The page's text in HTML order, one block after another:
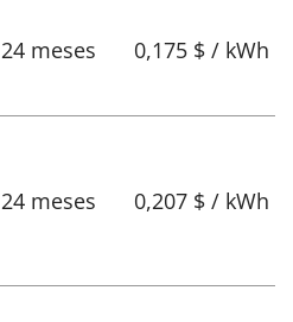
24 meses 0,175 $ / kWh
24 meses 0,207 $ / kWh